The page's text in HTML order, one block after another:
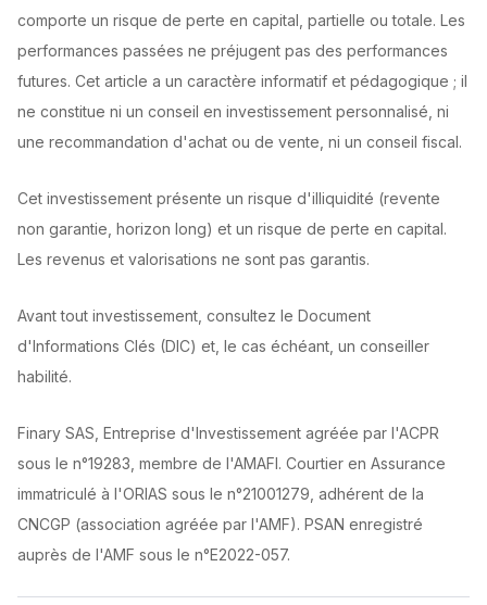
comporte un risque de perte en capital, partielle ou totale. Les
performances passées ne préjugent pas des performances
futures. Cet article a un caractère informatif et pédagogique ; il
ne constitue ni un conseil en investissement personnalisé, ni
une recommandation d'achat ou de vente, ni un conseil fiscal.
Cet investissement présente un risque d'illiquidité (revente
non garantie, horizon long) et un risque de perte en capital.
Les revenus et valorisations ne sont pas garantis.
Avant tout investissement, consultez le Document
d'Informations Clés (DIC) et, le cas échéant, un conseiller
habilité.
Finary SAS, Entreprise d'Investissement agréée par l'ACPR
sous le n°19283, membre de l'AMAFI. Courtier en Assurance
immatriculé à l'ORIAS sous le n°21001279, adhérent de la
CNCGP (association agréée par l'AMF). PSAN enregistré
auprès de l'AMF sous le n°E2022-057.